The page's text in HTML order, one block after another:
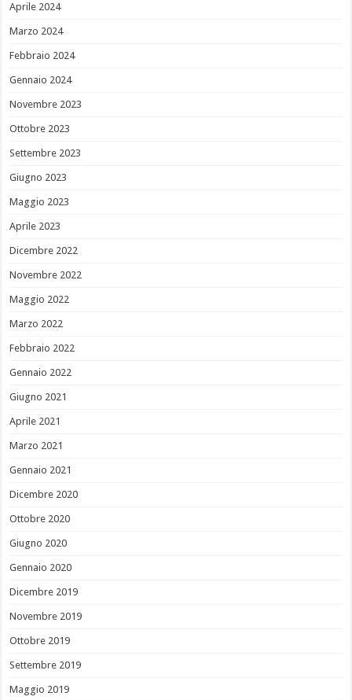
Aprile 2024
Marzo 2024
Febbraio 2024
Gennaio 2024
Novembre 2023
Ottobre 2023
Settembre 2023
Giugno 2023
Maggio 2023
Aprile 2023
Dicembre 2022
Novembre 2022
Maggio 2022
Marzo 2022
Febbraio 2022
Gennaio 2022
Giugno 2021
Aprile 2021
Marzo 2021
Gennaio 2021
Dicembre 2020
Ottobre 2020
Giugno 2020
Gennaio 2020
Dicembre 2019
Novembre 2019
Ottobre 2019
Settembre 2019
Maggio 2019